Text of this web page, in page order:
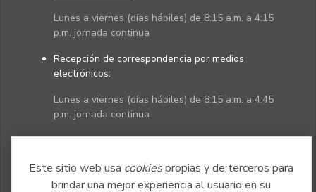
Este sitio web usa cookiespropias y de terceros para
brindar una mejor experiencia al usuario en su
Lunes a viernes (días hábiles) de 8:15 a.m. a 4:15
p.m. jornada continua
Recepción de correspondencia por medios
electrónicos:
Lunes a viernes (días hábiles) de 8:15 a.m. a 4:45
p.m. jornada continua